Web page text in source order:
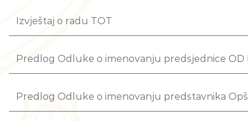
Izvještaj o radu TOT
Predlog Odluke o imenovanju predsjednice OD
Predlog Odluke o imenovanju predstavnika